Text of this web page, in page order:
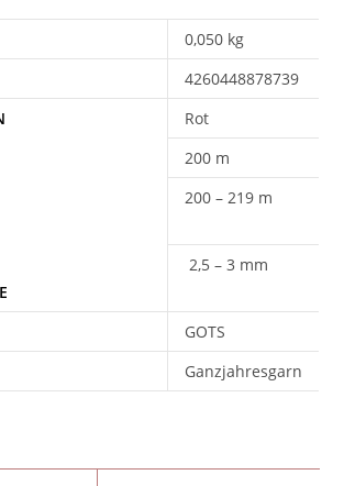
0,050 kg
4260448878739
Rot
200 m
200 – 219 m
2,5 – 3 mm
GOTS
Ganzjahresgarn